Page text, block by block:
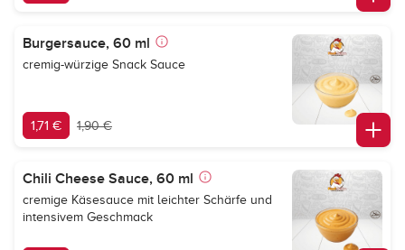
Burgersauce, 60 ml
cremig-würzige Snack Sauce
1,71 € 1,90 €
Chili Cheese Sauce, 60 ml
cremige Käsesauce mit leichter Schärfe und
intensivem Geschmack